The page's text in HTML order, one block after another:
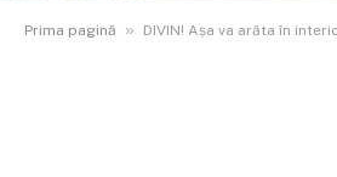
Prima pagină » DIVIN! Așa va arăta în